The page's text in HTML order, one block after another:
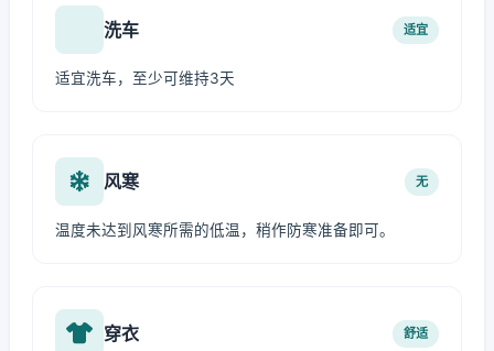
洗车 适宜
适宜洗车，至少可维持3天
风寒 无
温度未达到风寒所需的低温，稍作防寒准备即可。
穿衣 舒适